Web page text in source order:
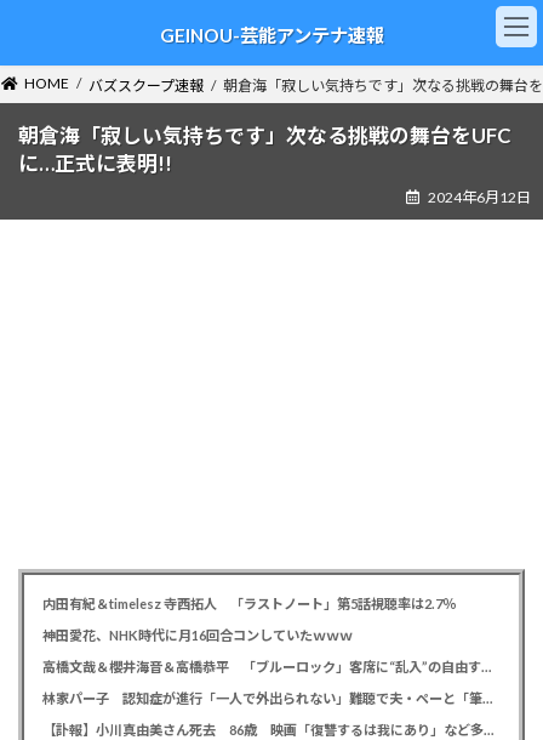
ン
ツ
ー
シ
GEINOU-芸能アンテナ速報
HOME バズスクープ速報 朝倉海「寂しい気持ちです」次なる挑戦の舞台
朝倉海「寂しい気持ちです」次なる挑戦の舞台をUFC
に…正式に表明!!
2024年6月12日
内田有紀＆timelesz 寺西拓人 「ラストノート」第5話視聴率は2.7％
神田愛花、NHK時代に月16回合コンしていたｗｗｗ
高橋文哉＆櫻井海音＆高橋恭平 「ブルーロック」客席に“乱入”の自由すぎる舞台あいさつに劇場騒然
林家パー子 認知症が進行「一人で外出られない」難聴で夫・ペーと「筆談」…自宅全焼から約1年
【訃報】小川真由美さん死去 86歳 映画「復讐するは我にあり」など多数出演